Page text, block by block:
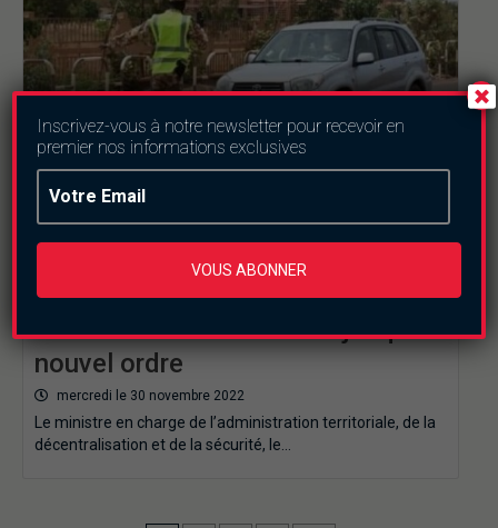
Economie Science
Burkina Faso : Suspension des
contrôles documentaires jusqu’à
nouvel ordre
mercredi le 30 novembre 2022
Le ministre en charge de l’administration territoriale, de la
décentralisation et de la sécurité, le…
Inscrivez-vous à notre newsletter pour recevoir en
premier nos informations exclusives
VOUS ABONNER